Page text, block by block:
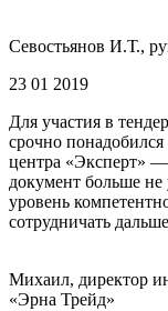
Севостьянов И.Т.,
23 01 2019
Для участия в
срочно
центра «Эксперт» —
документ больше
уровень
сотрудничать
Михаил, директор
«Эрна Трейд»